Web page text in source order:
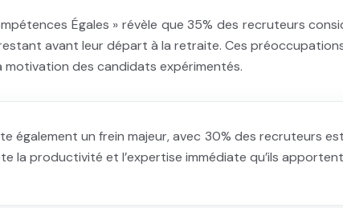
Égales » révèle que 35% des recruteurs
avant leur départ à la retraite. Ces
des candidats expérimentés.
également un frein majeur, avec 30% des recruteurs
la productivité et l’expertise immédiate qu’ils